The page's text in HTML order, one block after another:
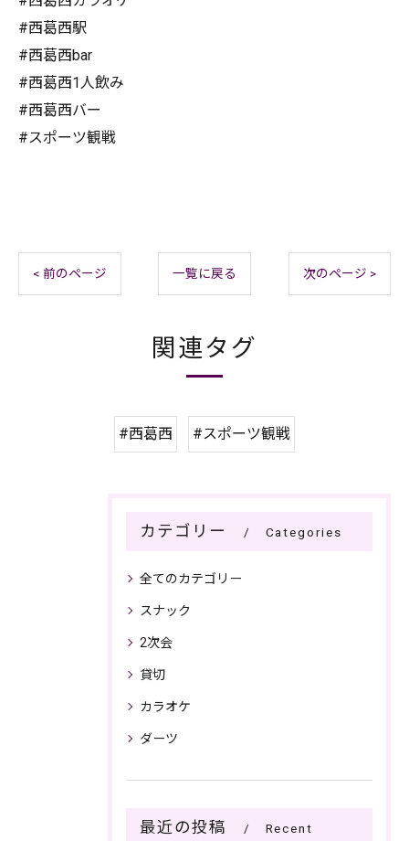
#西葛西駅
#西葛西bar
#西葛西1人飲み
#西葛西バー
#スポーツ観戦
< 前のページ 一覧に戻る 次のページ >
関連タグ
#西葛西 #スポーツ観戦
カテゴリー Categories
全てのカテゴリー
スナック
2次会
貸切
カラオケ
ダーツ
最近の投稿
Recent